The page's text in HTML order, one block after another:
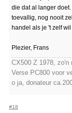
die dat al langer
toevallig, nog nooit
handel als je 't zelf
Plezier, Frans
CX500 Z 1978, zo'n
Verse PC800 voor
o ja, donateur
#18